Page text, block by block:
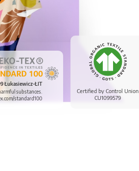
Certified by Control Union
CU1099579
Łukasiewicz-ŁIT
substances.
standard100